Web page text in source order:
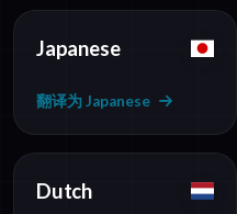
Japanese
翻译为 Japanese
Dutch